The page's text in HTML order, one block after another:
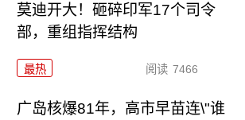
莫迪开大！砸碎印军17个司令
部，重组指挥结构
最热 阅读 7466
广岛核爆81年，高市早苗连\"谁